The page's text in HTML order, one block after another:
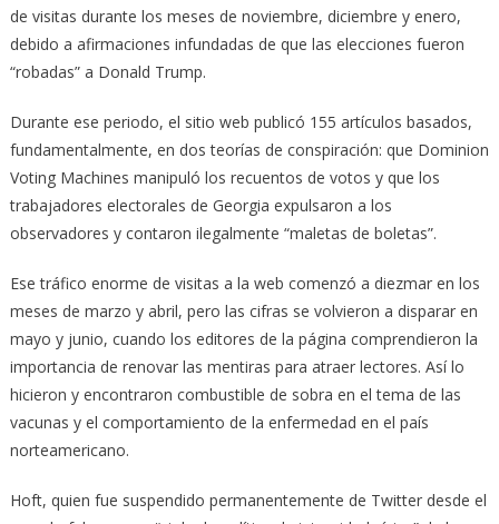
de visitas durante los meses de noviembre, diciembre y enero,
debido a afirmaciones infundadas de que las elecciones fueron
“robadas” a Donald Trump.
Durante ese periodo, el sitio web publicó 155 artículos basados,
fundamentalmente, en dos teorías de conspiración: que Dominion
Voting Machines manipuló los recuentos de votos y que los
trabajadores electorales de Georgia expulsaron a los
observadores y contaron ilegalmente “maletas de boletas”.
Ese tráfico enorme de visitas a la web comenzó a diezmar en los
meses de marzo y abril, pero las cifras se volvieron a disparar en
mayo y junio, cuando los editores de la página comprendieron la
importancia de renovar las mentiras para atraer lectores. Así lo
hicieron y encontraron combustible de sobra en el tema de las
vacunas y el comportamiento de la enfermedad en el país
norteamericano.
Hoft, quien fue suspendido permanentemente de Twitter desde el